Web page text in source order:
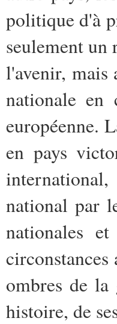
politique d'à
seulement un
l'avenir, mais
nationale en
européenne.
en pays
national par
nationales
ombres de
histoire, de